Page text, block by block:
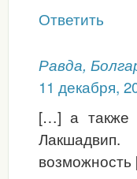
Ответить
Равда,
11 декабря,
[…] а также